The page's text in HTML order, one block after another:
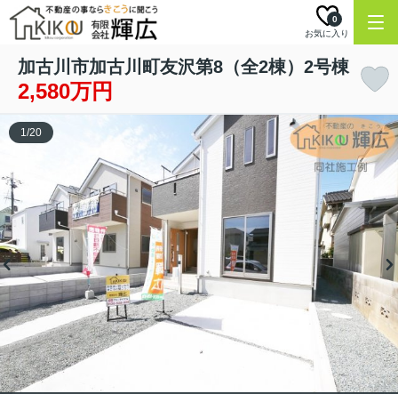
お気に入り
0
加古川市加古川町友沢第8（全2棟）2号棟
2,580万円
1/20